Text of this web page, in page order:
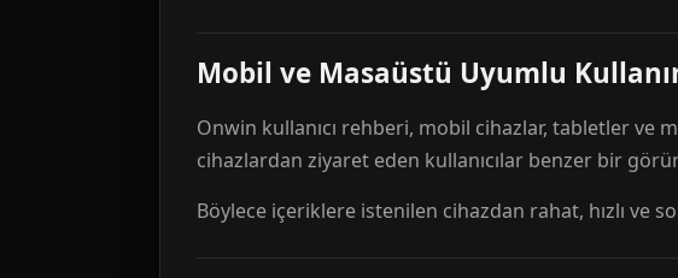
Mobil ve Masaüstü Uyumlu
Onwin kullanıcı rehberi, mobil cihazlar, tabletler ve
cihazlardan ziyaret eden kullanıcılar benzer bir
Böylece içeriklere istenilen cihazdan rahat, hızlı ve